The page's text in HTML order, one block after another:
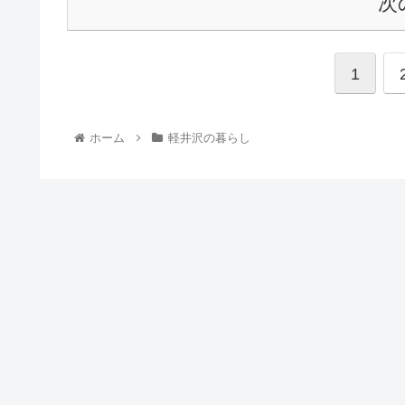
1
ホーム 軽井沢の暮らし